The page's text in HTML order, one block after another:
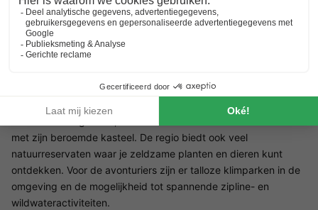
Omgeving Landal Glamping Neufchâteau
De omgeving van Landal Glamping Neufchâteau biedt tal van
park ligt midden in de Ardennen, ideaal om te wandelen,
fietsen en kanoën. Ontdek pittoreske dorpjes en historische
met zijn beroemde kasteel. De regio biedt ook veel
natuurreservaten waar je zeldzame planten en dieren kunt
ontdekken. Voor de avonturiers zijn er talloze klimparken in de
omgeving en de mogelijkheid tot spannende zipline- en
wildwateractiviteiten.